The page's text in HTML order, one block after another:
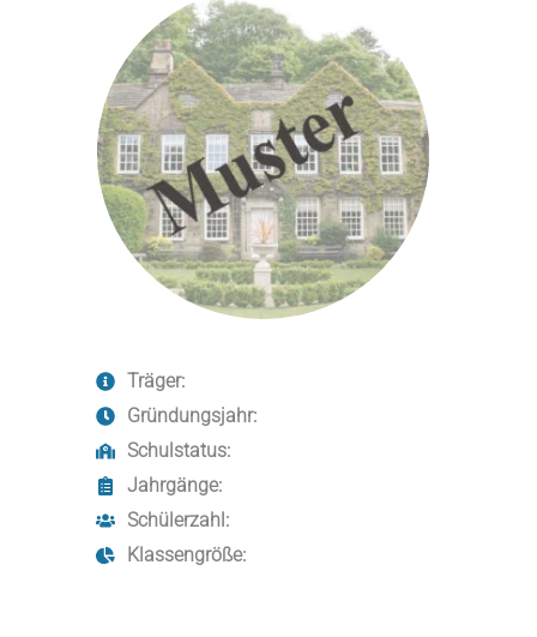
Träger:
Gründungsjahr:
Schulstatus:
Jahrgänge:
Schülerzahl:
Klassengröße: